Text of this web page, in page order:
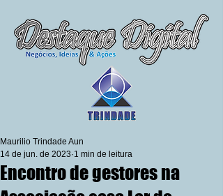
Encontro de gestores na
Maurilio Trindade Aun
14 de jun. de 2023 1 min de leitura